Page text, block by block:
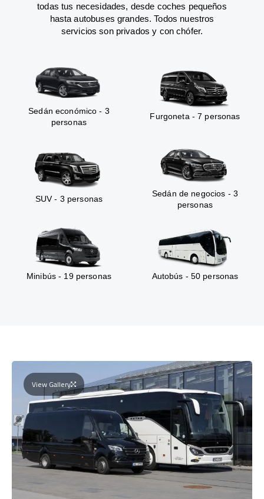
todas tus necesidades, desde coches pequeños
hasta autobuses grandes. Todos nuestros
servicios son privados y con chófer.
Sedán económico - 3
personas
Furgoneta - 7 personas
SUV - 3 personas
Sedán de negocios - 3
personas
Minibús - 19 personas Autobús - 50 personas
View Gallery